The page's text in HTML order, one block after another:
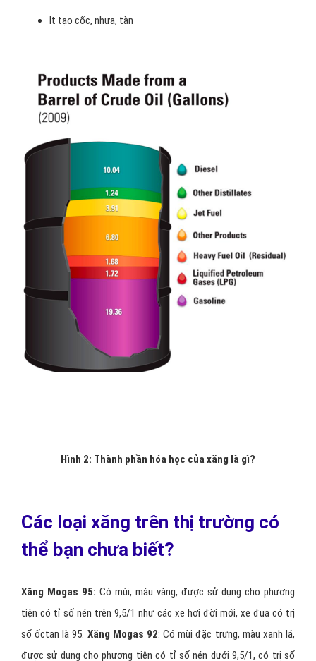
It tạo cốc, nhựa, tàn
Hình 2: Thành phần hóa học của xăng là gì?
Các loại xăng trên thị trường có
thể bạn chưa biết?
Xăng Mogas 95: Có mùi, màu vàng, được sử dụng cho phương
tiện có tỉ số nén trên 9,5/1 như các xe hơi đời mới, xe đua có trị
số ốctan là 95. Xăng Mogas 92: Có mùi đặc trưng, màu xanh lá,
được sử dụng cho phương tiện có tỉ số nén dưới 9,5/1, có trị số